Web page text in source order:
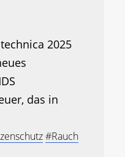
2025
das in
#Rauch